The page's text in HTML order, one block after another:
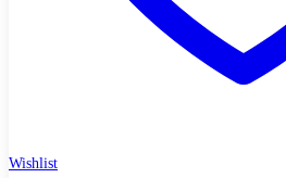
Wishlist